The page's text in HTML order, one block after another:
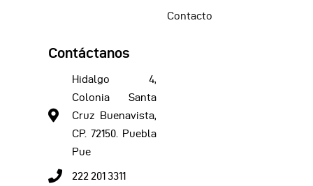
Contacto
Contáctanos
Hidalgo 4,
Colonia Santa
Cruz Buenavista,
CP. 72150. Puebla
Pue
222 201 3311